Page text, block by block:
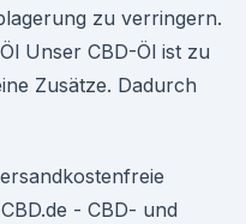
zu verringern.
Unser CBD-Öl ist zu
Zusätze. Dadurch
- CBD- und